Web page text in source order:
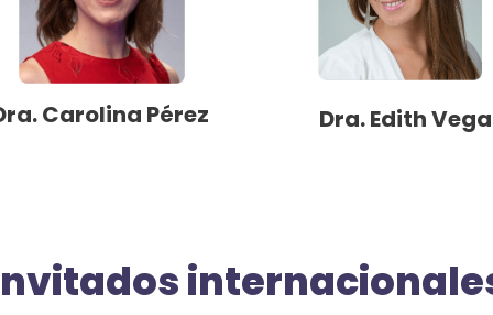
Carolina Pérez Dra. Edith Vega